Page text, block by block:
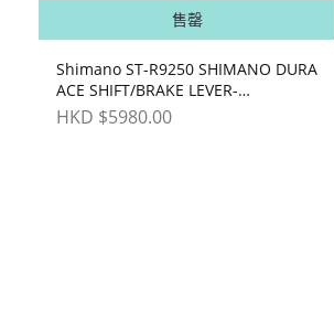
售罄
Shimano ST-R9250 SHIMANO DURA
ACE SHIFT/BRAKE LEVER-
LEFT/RIGHT
HKD $5980.00